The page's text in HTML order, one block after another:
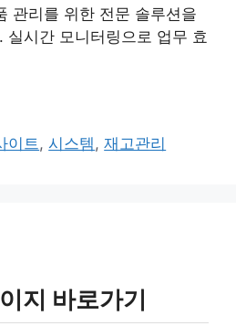
관리를 위한 전문 솔루션을
실시간 모니터링으로 업무 효
이트,시스템,재고관리
지 바로가기